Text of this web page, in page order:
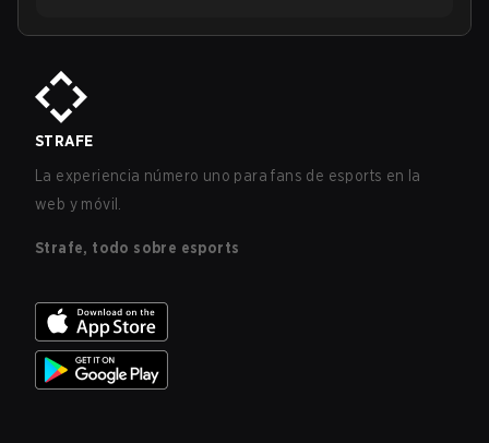
STRAFE
La experiencia número uno para fans de esports en la
web y móvil.
Strafe, todo sobre esports